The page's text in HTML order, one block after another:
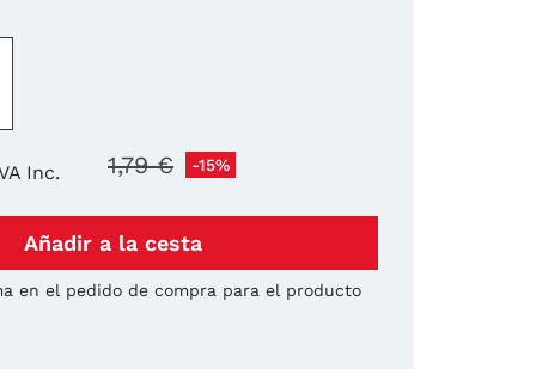
Inc. 1,79 € -15%
Añadir a la cesta
en el pedido de compra para el producto